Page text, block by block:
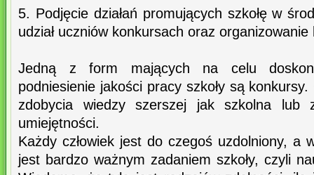
5. Podjęcie działań promujących szkołę w
udział uczniów konkursach oraz organizowanie
Jedną z form mających na celu
podniesienie jakości pracy szkoły są
zdobycia wiedzy szerszej jak szkolna lub
umiejętności.
Każdy człowiek jest do czegoś uzdolniony, a
jest bardzo ważnym zadaniem szkoły, czyli